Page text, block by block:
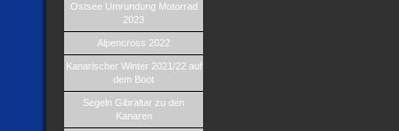
Ostsee Umrundung Motorrad
2023
Alpencross 2022
Kanarischer Winter 2021/22 auf
dem Boot
Segeln Gibraltar zu den
Kanaren